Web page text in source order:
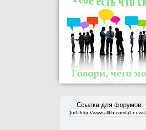
Ссылка для форумов: